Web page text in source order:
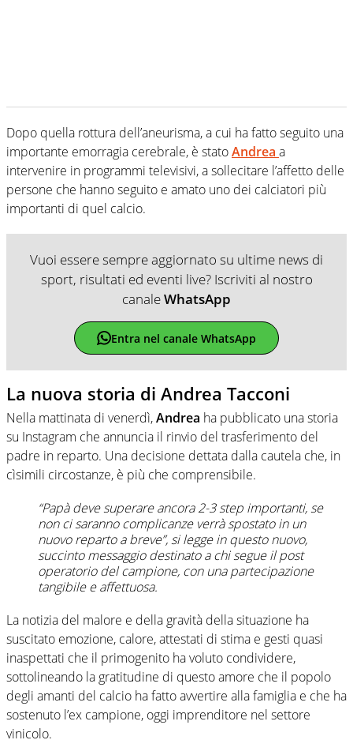
Dopo quella rottura dell’aneurisma, a cui ha fatto seguito una
importante emorragia cerebrale, è statoAndrea a
intervenire in programmi televisivi, a sollecitare l’affetto delle
persone che hanno seguito e amato uno dei calciatori più
importanti di quel calcio.
Vuoi essere sempre aggiornato su ultime news di
sport, risultati ed eventi live? Iscriviti al nostro
canaleWhatsApp
Entra nel canale WhatsApp
La nuova storia di Andrea Tacconi
Nella mattinata di venerdì,Andrea ha pubblicato una storia
su Instagram che annuncia il rinvio del trasferimento del
padre in reparto. Una decisione dettata dalla cautela che, in
cìsimili circostanze, è più che comprensibile.
“Papà deve superare ancora 2-3 step importanti, se
non ci saranno complicanze verrà spostato in un
nuovo reparto a breve”, si legge in questo nuovo,
succinto messaggio destinato a chi segue il post
operatorio del campione, con una partecipazione
tangibile e affettuosa.
La notizia del malore e della gravità della situazione ha
suscitato emozione, calore, attestati di stima e gesti quasi
inaspettati che il primogenito ha voluto condividere,
sottolineando la gratitudine di questo amore che il popolo
degli amanti del calcio ha fatto avvertire alla famiglia e che ha
sostenuto l’ex campione, oggi imprenditore nel settore
vinicolo.